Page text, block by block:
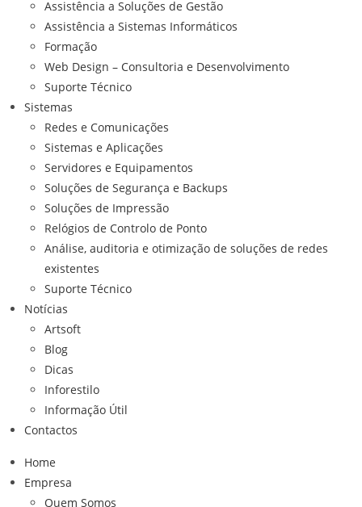
Assistência a Soluções de Gestão
Assistência a Sistemas Informáticos
Formação
Web Design – Consultoria e Desenvolvimento
Suporte Técnico
Sistemas
Redes e Comunicações
Sistemas e Aplicações
Servidores e Equipamentos
Soluções de Segurança e Backups
Soluções de Impressão
Relógios de Controlo de Ponto
Análise, auditoria e otimização de soluções de redes
existentes
Suporte Técnico
Notícias
Artsoft
Blog
Dicas
Inforestilo
Informação Útil
Contactos
Home
Empresa
Quem Somos